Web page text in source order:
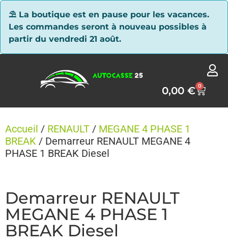
⛱ La boutique est en pause pour les vacances.
Les commandes seront à nouveau possibles à
partir du vendredi 21 août.
0,00€ 0
Accueil / RENAULT / MEGANE 4 PHASE 1
BREAK / Demarreur RENAULT MEGANE 4
PHASE 1 BREAK Diesel
Demarreur RENAULT
MEGANE 4 PHASE 1
BREAK Diesel
Panneau de gestion des cookies